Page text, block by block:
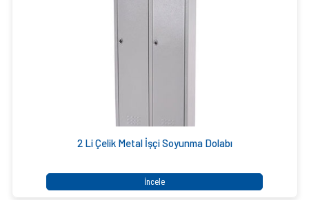
2 Li Çelik Metal İşçi Soyunma Dolabı
İncele